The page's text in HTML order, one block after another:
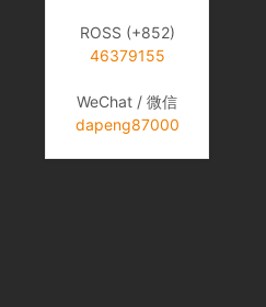
ROSS (+852)
46379155
WeChat / 微信
dapeng87000